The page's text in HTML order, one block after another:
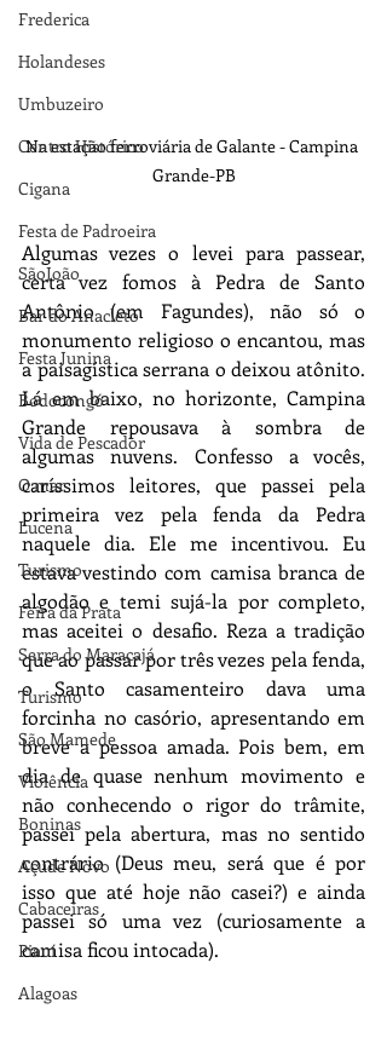
Frederica
Holandeses
Umbuzeiro
Centro Histórico
Cigana
Festa de Padroeira
SãoJoão
Bar do Anacleto
Festa Junina
Bodocongó
Vida de Pescador
O mar
Lucena
Turismo
Feira da Prata
Serra do Maracajá
Turismo
São Mamede
Violência
Boninas
Açude Novo
Cabaceiras
Piauí
Alagoas
Na estação ferroviária de Galante - Campina
Grande-PB
Algumas vezes o levei para passear,
certa vez fomos à Pedra de Santo
Antônio (em Fagundes), não só o
monumento religioso o encantou, mas
a paisagística serrana o deixou atônito.
Lá em baixo, no horizonte, Campina
Grande repousava à sombra de
algumas nuvens. Confesso a vocês,
caríssimos leitores, que passei pela
primeira vez pela fenda da Pedra
naquele dia. Ele me incentivou. Eu
estava vestindo com camisa branca de
algodão e temi sujá-la por completo,
mas aceitei o desafio. Reza a tradição
que ao passar por três vezes pela fenda,
o Santo casamenteiro dava uma
forcinha no casório, apresentando em
breve a pessoa amada. Pois bem, em
dia de quase nenhum movimento e
não conhecendo o rigor do trâmite,
passei pela abertura, mas no sentido
contrário (Deus meu, será que é por
isso que até hoje não casei?) e ainda
passei só uma vez (curiosamente a
camisa ficou intocada).